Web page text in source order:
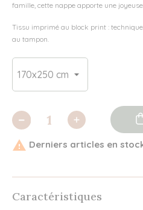
famille, cette nappe apporte une
Tissu imprimé au block print :
au tampon.
 Derniers articles en
Caractéristiques